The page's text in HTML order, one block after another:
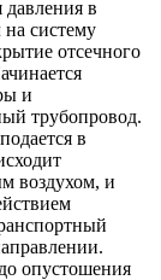
давления в
на систему
отсечного
и
трубопровод.
в
воздухом, и
опустошения